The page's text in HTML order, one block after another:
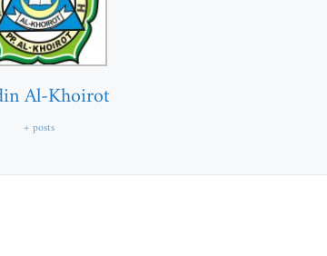
Al-Khoirot
+ posts